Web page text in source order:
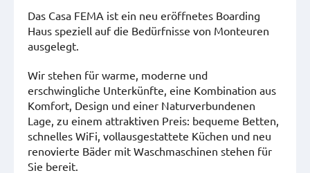
Das Casa FEMA ist ein neu eröffnetes Boarding
Haus speziell auf die Bedürfnisse von Monteuren
ausgelegt.
Wir stehen für warme, moderne und
erschwingliche Unterkünfte, eine Kombination aus
Komfort, Design und einer Naturverbundenen
Lage, zu einem attraktiven Preis: bequeme Betten,
schnelles WiFi, vollausgestattete Küchen und neu
renovierte Bäder mit Waschmaschinen stehen für
Sie bereit.